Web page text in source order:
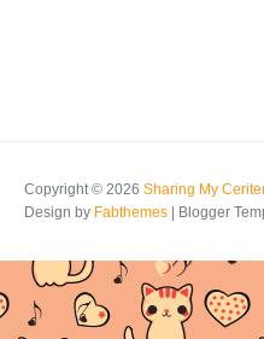
Copyright © 2026 Sharing My
Design by Fabthemes | Blogger